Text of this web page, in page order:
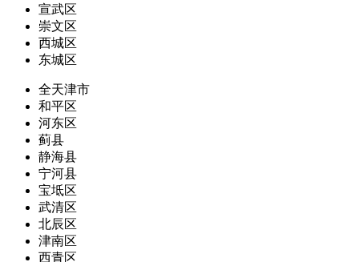
宣武区
崇文区
西城区
东城区
全天津市
和平区
河东区
蓟县
静海县
宁河县
宝坻区
武清区
北辰区
津南区
西青区